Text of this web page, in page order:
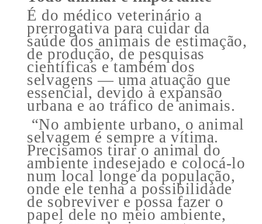
É do médico veterinário a
prerrogativa para cuidar da
saúde dos animais de estimação,
de produção, de pesquisas
científicas e também dos
selvagens — uma atuação que
essencial, devido à expansão
urbana e ao tráfico de animais.
“No ambiente urbano, o animal
selvagem é sempre a vítima.
Precisamos tirar o animal do
ambiente indesejado e colocá-lo
num local longe da população,
onde ele tenha a possibilidade
de sobreviver e possa fazer o
papel dele no meio ambiente,